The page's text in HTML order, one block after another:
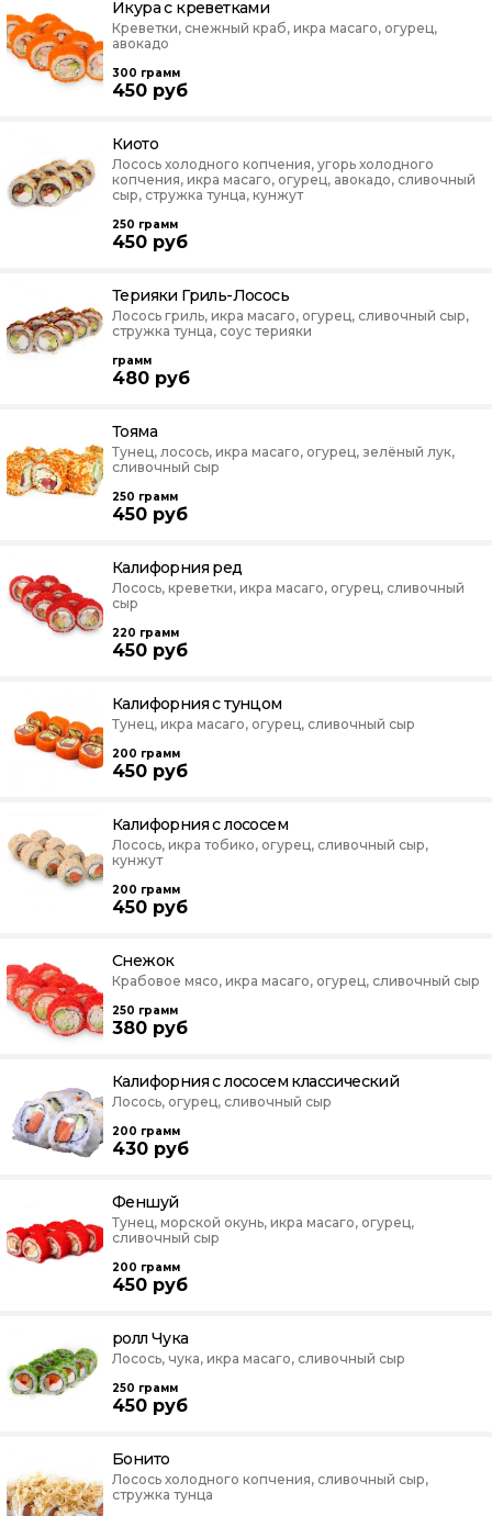
Икура с креветками
Креветки, снежный краб, икра масаго, огурец,
авокадо
300 грамм
450 руб
Киото
Лосось холодного копчения, угорь холодного
копчения, икра масаго, огурец, авокадо, сливочный
сыр, стружка тунца, кунжут
250 грамм
450 руб
Терияки Гриль-Лосось
Лосось гриль, икра масаго, огурец, сливочный сыр,
стружка тунца, соус терияки
грамм
480 руб
Тояма
Тунец, лосось, икра масаго, огурец, зелёный лук,
сливочный сыр
250 грамм
450 руб
Калифорния ред
Лосось, креветки, икра масаго, огурец, сливочный
сыр
220 грамм
450 руб
Калифорния с тунцом
Тунец, икра масаго, огурец, сливочный сыр
200 грамм
450 руб
Калифорния с лососем
Лосось, икра тобико, огурец, сливочный сыр,
кунжут
200 грамм
450 руб
Снежок
Крабовое мясо, икра масаго, огурец, сливочный сыр
250 грамм
380 руб
Калифорния с лососем классический
Лосось, огурец, сливочный сыр
200 грамм
430 руб
Феншуй
Тунец, морской окунь, икра масаго, огурец,
сливочный сыр
200 грамм
450 руб
ролл Чука
Лосось, чука, икра масаго, сливочный сыр
250 грамм
450 руб
Бонито
Лосось холодного копчения, сливочный сыр,
стружка тунца